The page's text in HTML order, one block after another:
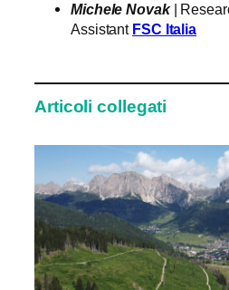
Michele Novak |
Assistant FSC Italia
Articoli collegati